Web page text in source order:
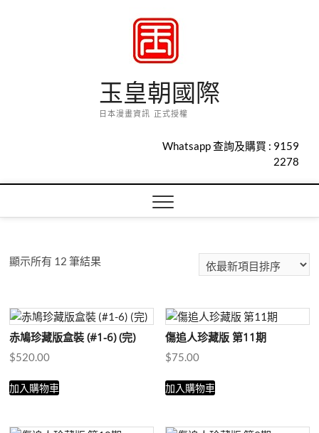
玉皇朝國際
日本漫畫資訊 正式授權
Whatsapp 查詢及購買 : 9159
2278
顯示所有 12 筆結果
項
目
排
赤鳩珍藏版盒裝 (#1-6) (完)
$520.00
加入購物車
傷追人珍藏版 第11期
$75.00
加入購物車